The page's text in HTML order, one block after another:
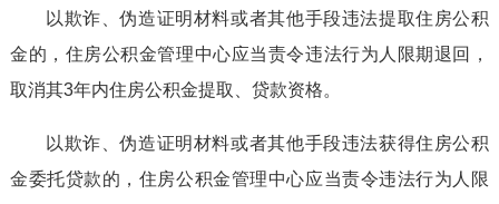
以欺诈、伪造证明材料或者其他手段违法提取住房公积
金的，住房公积金管理中心应当责令违法行为人限期退回，
取消其3年内住房公积金提取、贷款资格。
以欺诈、伪造证明材料或者其他手段违法获得住房公积
金委托贷款的，住房公积金管理中心应当责令违法行为人限